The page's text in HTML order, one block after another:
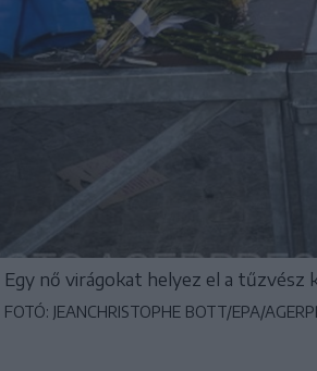
Egy nő virágokat helyez el a tűzvész
FOTÓ: JEANCHRISTOPHE BOTT/EPA/